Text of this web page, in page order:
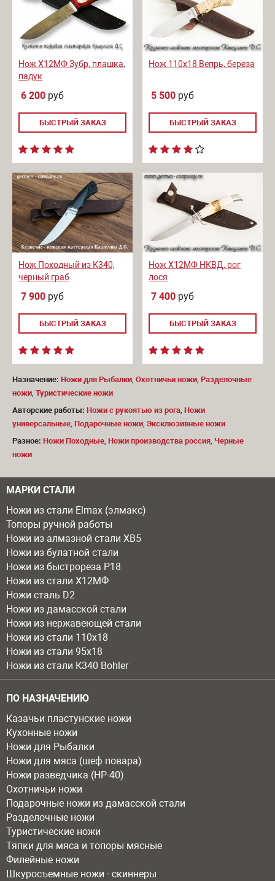
МАРКИ СТАЛИ
Ножи из стали Elmax (элмакс)
Топоры ручной работы
Ножи из алмазной стали ХВ5
Ножи из булатной стали
Ножи из быстрореза Р18
Ножи из стали Х12МФ
Ножи сталь D2
Ножи из дамасской стали
Ножи из нержавеющей стали
Ножи из стали 110х18
Ножи из стали 95х18
Ножи из стали К340 Bohler
ПО НАЗНАЧЕНИЮ
Казачьи пластунские ножи
Кухонные ножи
Ножи для Рыбалки
Ножи для мяса (шеф повара)
Ножи разведчика (НР-40)
Охотничьи ножи
Подарочные ножи из дамасской стали
Разделочные ножи
Туристические ножи
Тяпки для мяса и топоры мясные
Филейные ножи
Шкуросъемные ножи - скиннеры
Нож Х12МФ Зубр, плашка,
падук
6 200 руб
БЫСТРЫЙ ЗАКАЗ
Нож 110х18 Вепрь, береза
5 500 руб
БЫСТРЫЙ ЗАКАЗ
Нож Походный из К340,
черный граб
7 900 руб
БЫСТРЫЙ ЗАКАЗ
Нож Х12МФ НКВД, рог
лося
7 400 руб
БЫСТРЫЙ ЗАКАЗ
Назначение: Ножи для Рыбалки, Охотничьи ножи, Разделочные
ножи, Туристические ножи
Авторские работы: Ножи с рукоятью из рога, Ножи
универсальные, Подарочные ножи, Эксклюзивные ножи
Разное: Ножи Походные, Ножи производства россия, Черные
ножи